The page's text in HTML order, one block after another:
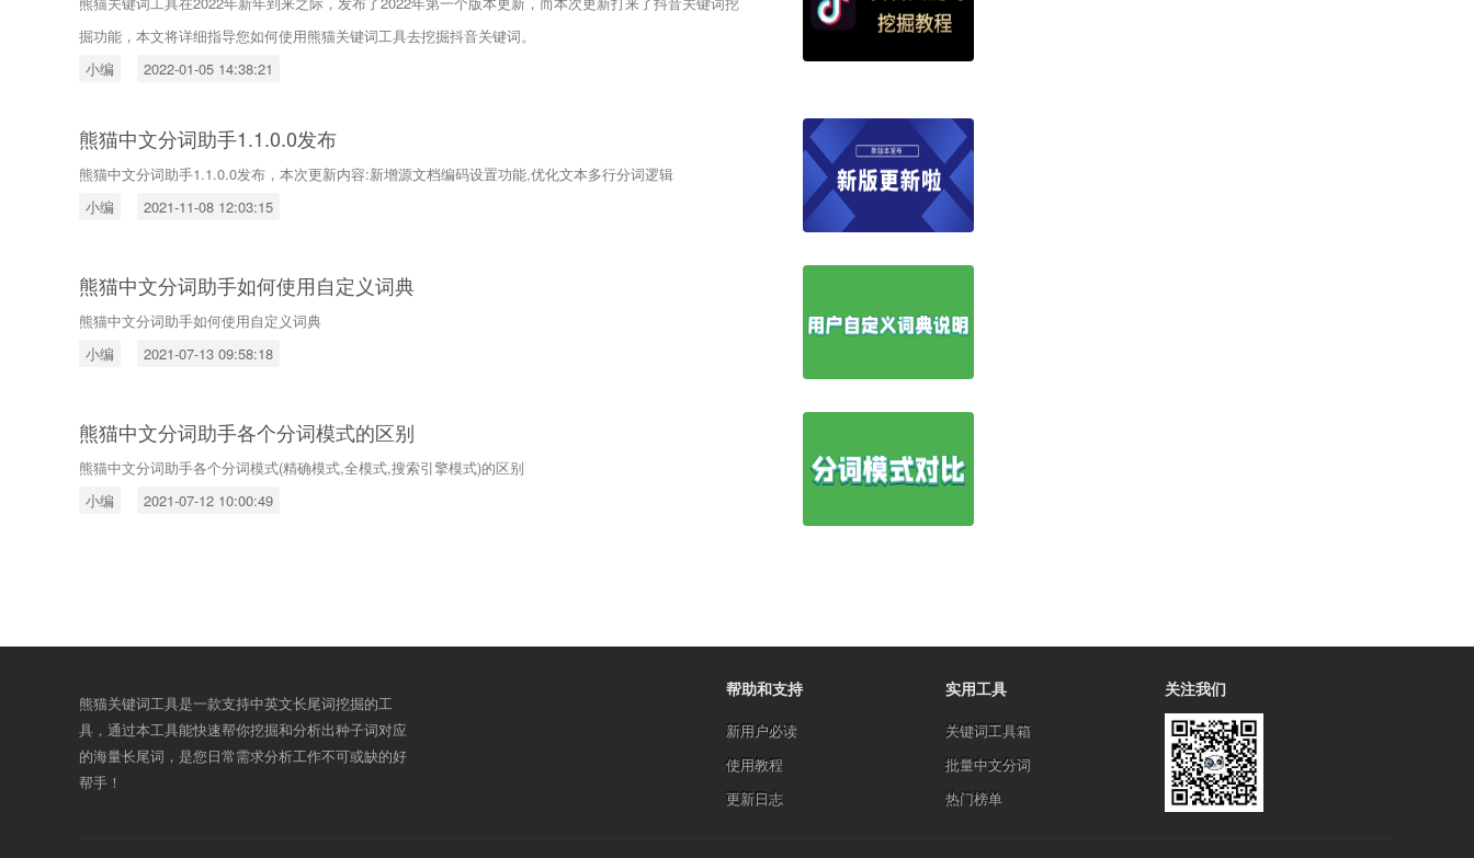
掘功能，本文将详细指导您如何使用熊猫关键词工具去挖掘抖音关键词。
小编
2022-01-05 14:38:21
熊猫中文分词助手1.1.0.0发布
熊猫中文分词助手1.1.0.0发布，本次更新内容:新增源文档编码设置功能,优化文本多行分词逻辑
小编
2021-11-08 12:03:15
熊猫中文分词助手如何使用自定义词典
熊猫中文分词助手如何使用自定义词典
小编
2021-07-13 09:58:18
熊猫中文分词助手各个分词模式的区别
熊猫中文分词助手各个分词模式(精确模式,全模式,搜索引擎模式)的区别
小编
2021-07-12 10:00:49
熊猫关键词工具是一款支持中英文长尾词挖掘的工
具，通过本工具能快速帮你挖掘和分析出种子词对应
的海量长尾词，是您日常需求分析工作不可或缺的好
帮手！
帮助和支持
新用户必读
使用教程
更新日志
实用工具
关键词工具箱
批量中文分词
热门榜单
关注我们